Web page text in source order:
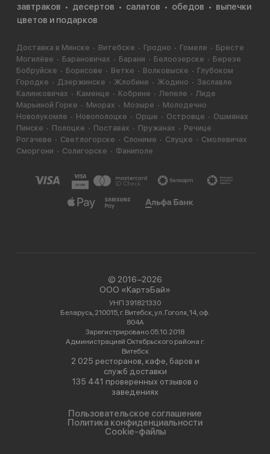
завтраков
десертов салатов обедов
выпечки
цветов и подарков
Доставка в Минске Витебске Гродно Гомеле
Бресте
Могилёве
Барановичах Барани Белоозерске
Березе
Бобруйске
Борисове Ветке Волковыске
Глубоком
Городке
Дзержинске Жлобине Жодино
Заславле
Калинковичах
Каменце Кобрине Лепеле
Лиде
Марьиной Горке
Миорах Мозыре
Молодечно
Новолукомле
Новополоцке Орше Островце
Ошмянах
Пинске
Полоцке Поставах Пружанах
Речице
Рогачеве
Светлогорске Слониме Слуцке
Смолевичах
Сморгони
Солигорске Фаниполе
© 2016−2026
ООО «КартэБай»
УНП 391821330
Беларусь, 210015, г. Витебск, ул. Гоголя, 14, оф.
804А
Зарегистрировано 05.10.2018
Администрацией Октябрьского района г.
Витебск
2 025 ресторанов, кафе, баров и
служб доставки
135 441 проверенных отзывов о
заведениях
Пользовательское соглашение
Политика конфиденциальности
Cookie-файлы